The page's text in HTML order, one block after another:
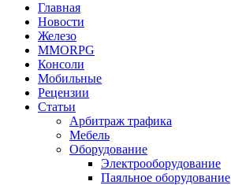
Главная
Новости
Железо
MMORPG
Консоли
Мобильные
Рецензии
Статьи
Арбитраж трафика
Мебель
Оборудование
Электрооборудование
Паяльное оборудование